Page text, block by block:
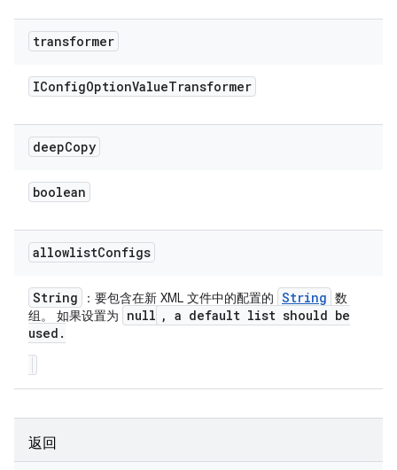
transformer
IConfigOptionValueTransformer
deepCopy
boolean
allowlistConfigs
String ：要包含在新 XML 文件中的配置的 String 数
组。 如果设置为
null , a default list should be
used .
返回